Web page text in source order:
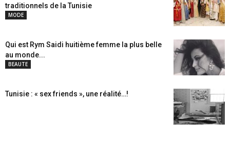
traditionnels de la Tunisie
MODE
Qui est Rym Saidi huitième femme la plus belle
au monde...
BEAUTE
Tunisie : « sex friends », une réalité…!